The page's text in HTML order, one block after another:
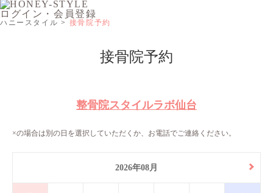
ログイン・会員登録
ハニースタイル 接骨院予約
接骨院予約
整骨院スタイルラボ仙台
×の場合は別の日を選択していただくか、お電話でご連絡ください。
2026年08月